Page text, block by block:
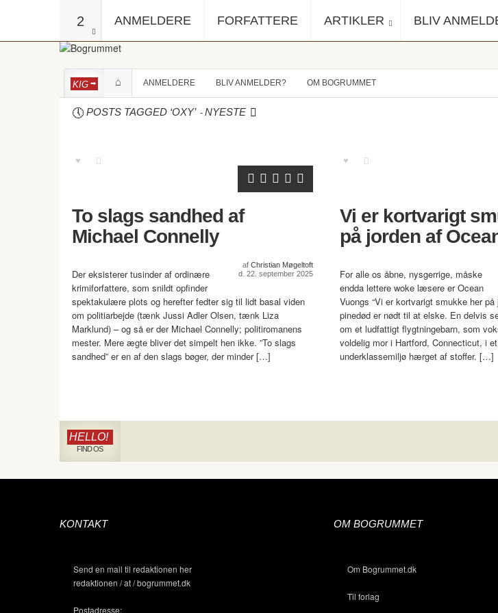
2 ANMELDERE FORFATTERE ARTIKLER BLIV
KIG ANMELDERE BLIV ANMELDER? OM BOGRUMMET
POSTS TAGGED ‘OXY’ -NYESTE
To slags sandhed af
Michael Connelly
af Christian Møgeltoft
d. 22. september 2025
Der eksisterer tusinder af ordinære
krimiforfattere, som snildt opfinder
spektakulære plots og herefter fedter sig til lidt basal viden
om politiarbejde (tænk Jussi Adler Olsen, tænk Liza
Marklund) – og så er der Michael Connelly; politiromanens
mester. Mere ægte bliver det simpelt hen ikke. ”To slags
sandhed” er en af den slags bøger, der minder […]
Vi er kortvarigt
på jorden af
For alle os åbne, nysgerrige, måske
endda lettere woke læsere er Ocean
Vuongs “Vi er kortvarigt smukke her på
pinedød er nødt til at elske. En delvis
om et ludfattigt flygtningebarn, som
voldelig mor i Hartford, Connecticut, i
underklassemiljø hærget af stoffer. […]
HELLO!
FIND OS
KONTAKT
Send en mail til redaktionen her
redaktionen / at / bogrummet.dk
Postadresse:
OM BOGRUMMET
Om Bogrummet.dk
Til forlag